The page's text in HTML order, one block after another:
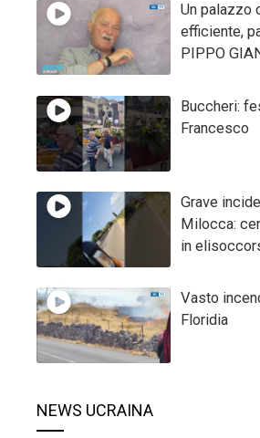
Un palazzo
efficiente,
PIPPO
Buccheri:
Francesco
Grave
Milocca:
in
Vasto
Floridia
NEWS UCRAINA